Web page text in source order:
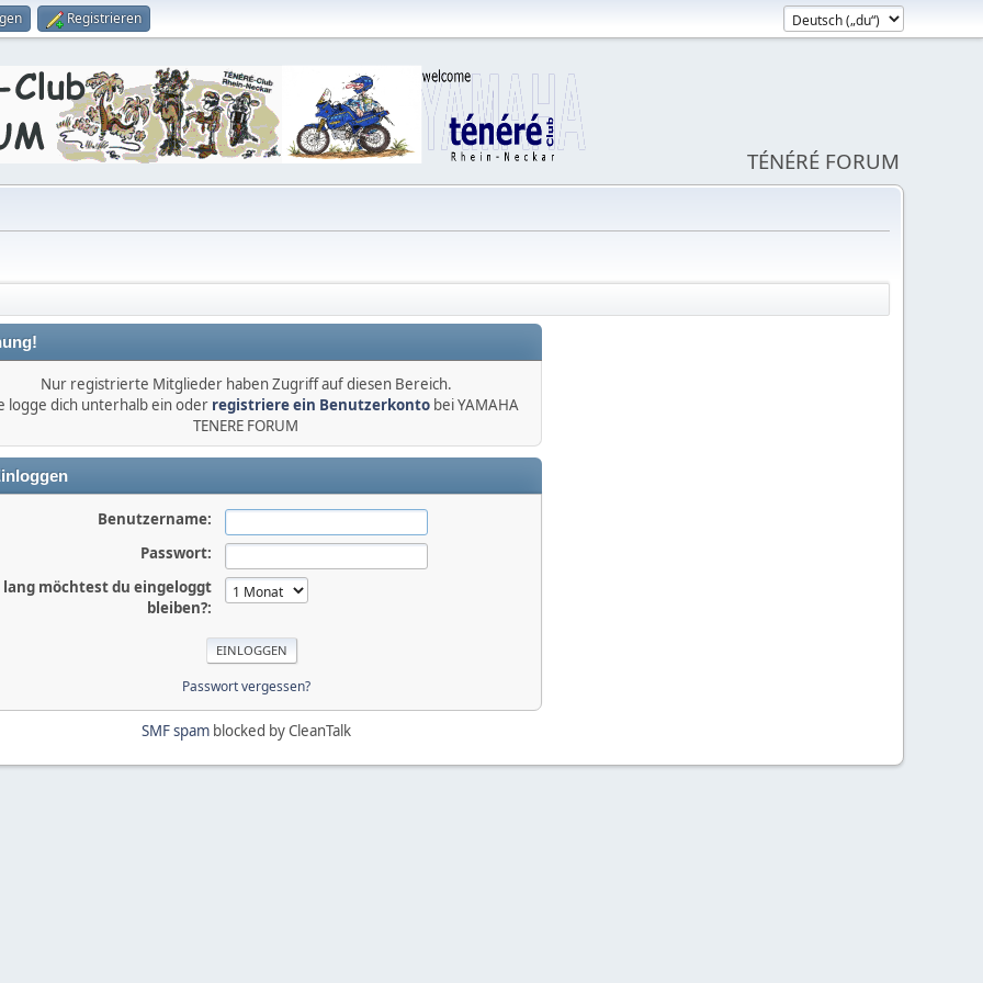
Registrieren
TÉNÉRÉ FORUM
Nur registrierte Mitglieder haben Zugriff auf diesen Bereich.
logge dich unterhalb ein oder registriere ein Benutzerkonto bei YAMAHA
TENERE FORUM
Benutzername:
Passwort:
lang möchtest du eingeloggt
bleiben?:
Passwort vergessen?
SMF spamblocked by CleanTalk